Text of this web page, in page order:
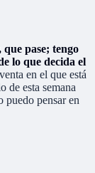
pase; tengo
lo que decida el
en el que está
de esta semana
puedo pensar en